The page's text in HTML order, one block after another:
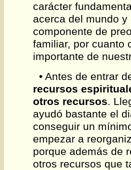
carácter
acerca del mundo
componente de
familiar, por cuanto
importante de
• Antes de entrar
recursos
otros recursos.
ayudó bastante el
conseguir un
empezar a
porque además de
otros recursos que